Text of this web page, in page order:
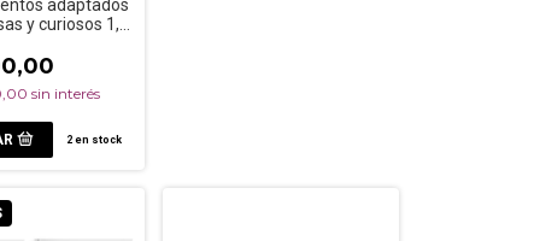
adaptados
y curiosos 1, 2
sin interés
2 en stock